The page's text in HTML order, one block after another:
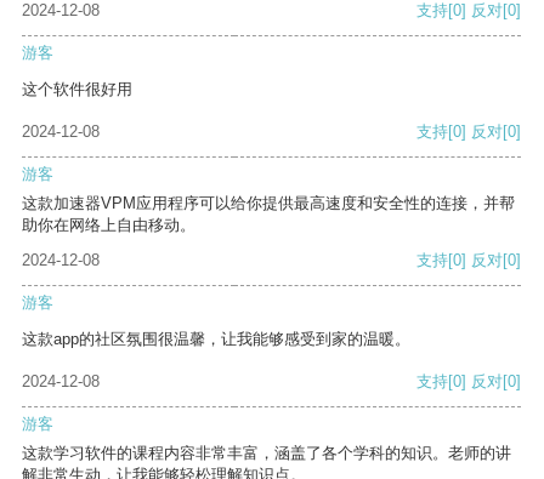
2024-12-08
支持[0] 反对[0]
游客
这个软件很好用
2024-12-08 支持[0] 反对[0]
游客
这款加速器VPM应用程序可以给你提供最高速度和安全性的连接，并帮
助你在网络上自由移动。
2024-12-08
支持[0] 反对[0]
游客
这款app的社区氛围很温馨，让我能够感受到家的温暖。
2024-12-08 支持[0] 反对[0]
游客
这款学习软件的课程内容非常丰富，涵盖了各个学科的知识。老师的讲
解非常生动，让我能够轻松理解知识点。